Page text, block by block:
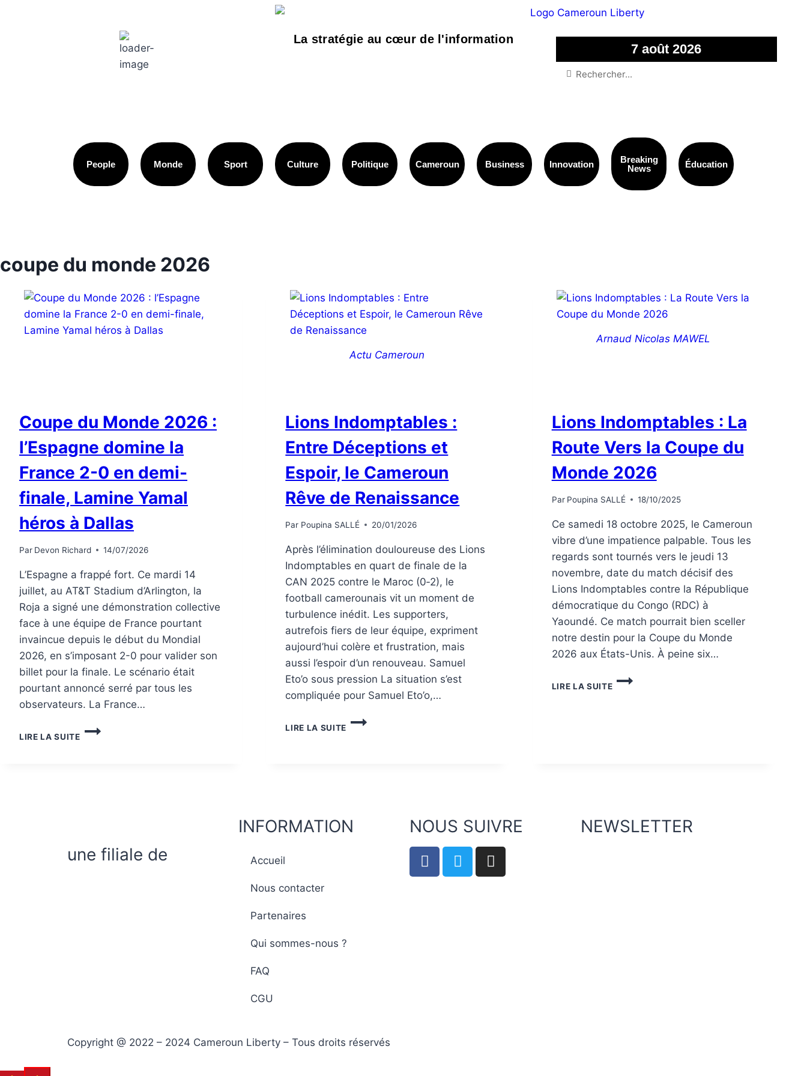
4:33 pm,
18
La stratégie au cœur de l'information
7 août 2026
People Monde Sport Culture Politique Cameroun Business Innovation
Breaking
News
Éducation
coupe du monde 2026
Coupe du Monde 2026 :
l’Espagne domine la
France 2-0 en demi-
finale, Lamine Yamal
héros à Dallas
Par Devon Richard 14/07/2026
L’Espagne a frappé fort. Ce mardi 14
juillet, au AT&T Stadium d’Arlington, la
Roja a signé une démonstration collective
face à une équipe de France pourtant
invaincue depuis le début du Mondial
2026, en s’imposant 2-0 pour valider son
billet pour la finale. Le scénario était
pourtant annoncé serré par tous les
observateurs. La France…
LIRE LA SUITE
Actu Cameroun
Lions Indomptables :
Entre Déceptions et
Espoir, le Cameroun
Rêve de Renaissance
Par Poupina SALLÉ 20/01/2026
Après l’élimination douloureuse des Lions
Indomptables en quart de finale de la
CAN 2025 contre le Maroc (0‑2), le
football camerounais vit un moment de
turbulence inédit. Les supporters,
autrefois fiers de leur équipe, expriment
aujourd’hui colère et frustration, mais
aussi l’espoir d’un renouveau. Samuel
Eto’o sous pression La situation s’est
compliquée pour Samuel Eto’o,…
LIRE LA SUITE
Arnaud Nicolas MAWEL
Lions Indomptables : La
Route Vers la Coupe du
Monde 2026
Par Poupina SALLÉ 18/10/2025
Ce samedi 18 octobre 2025, le Cameroun
vibre d’une impatience palpable. Tous les
regards sont tournés vers le jeudi 13
novembre, date du match décisif des
Lions Indomptables contre la République
démocratique du Congo (RDC) à
Yaoundé. Ce match pourrait bien sceller
notre destin pour la Coupe du Monde
2026 aux États-Unis. À peine six…
LIRE LA SUITE
une filiale de
INFORMATION
Accueil
Nous contacter
Partenaires
Qui sommes-nous ?
FAQ
CGU
NOUS SUIVRE NEWSLETTER
Copyright @ 2022 – 2024 Cameroun Liberty – Tous droits réservés